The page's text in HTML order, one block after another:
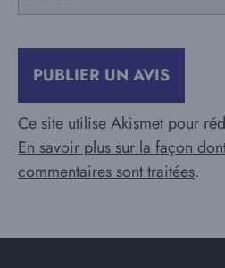
mail
Ce site utilise Akismet pour
En savoir plus sur la façon
commentaires sont traitées.